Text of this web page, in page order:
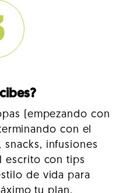
(empezando con
con el
snacks, infusiones
escrito con tips
de vida para